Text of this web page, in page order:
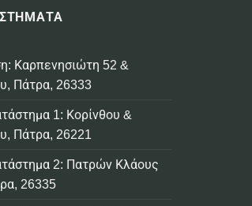
Καρπενησιώτη 52 &
Πάτρα, 26333
1: Κορίνθου &
Πάτρα, 26221
2: Πατρών Κλάους
26335